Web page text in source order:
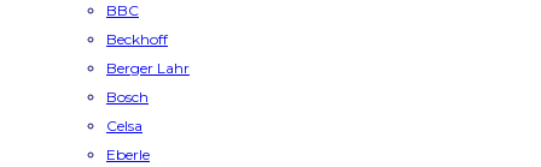
BBC
Beckhoff
Berger Lahr
Bosch
Celsa
Eberle